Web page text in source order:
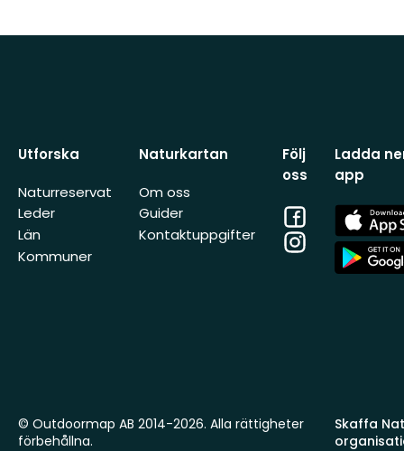
Utforska
Naturreservat
Leder
Län
Kommuner
Naturkartan
Om oss
Guider
Kontaktuppgifter
Följ
oss
Facebook
Instagram
Ladda
app
App
Store
App
Store
Skaffa
© Outdoormap AB 2014-2026. Alla rättigheter
förbehållna.